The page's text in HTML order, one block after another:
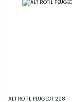
ALT ROTİL PEUGEOT 208